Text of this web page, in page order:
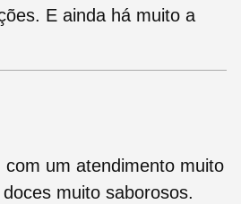
E ainda há muito a
com um atendimento muito
muito saborosos.